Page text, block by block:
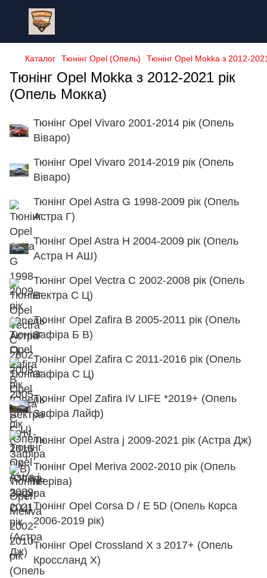
Каталог Тюнінг Opel (Опель) Тюнінг Opel Mokka з 2012-
Тюнінг Opel Mokka з 2012-2021 рік
(Опель Мокка)
Тюнінг Opel Vivaro 2001-2014 рік (Опель
Віваро)
Тюнінг Opel Vivaro 2014-2019 рік (Опель
Віваро)
Тюнінг Opel Astra G 1998-2009 рік (Опель
Астра Г)
Тюнінг Opel Astra H 2004-2009 рік (Опель
Астра Н АШ)
Тюнінг Opel Vectra C 2002-2008 рік (Опель
Вектра С Ц)
Тюнінг Opel Zafira B 2005-2011 рік (Опель
Зафіра Б В)
Тюнінг Opel Zafira C 2011-2016 рік (Опель
Зафіра С Ц)
Тюнінг Opel Zafira IV LIFE *2019+ (Опель
Зафіра Лайф)
Тюнінг Opel Astra j 2009-2021 рік (Астра Дж)
Тюнінг Opel Meriva 2002-2010 рік (Опель
Меріва)
Тюнінг Opel Corsa D / E 5D (Опель Корса
2006-2019 рік)
Тюнінг Opel Crossland X з 2017+ (Опель
Кроссланд Х)